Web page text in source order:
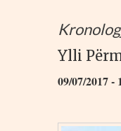
Ylli
09/07/2017 -